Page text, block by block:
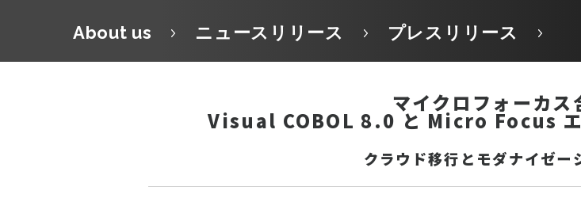
About us ニュースリリース プレスリリース
マイクロフォーカス
Visual COBOL 8.0 と Micro Focus エ
クラウド移行とモダナイゼー